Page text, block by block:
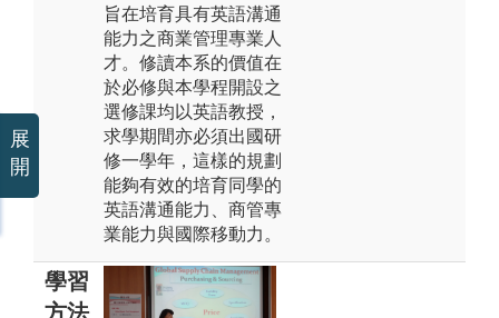
旨在培育具有英語溝通
能力之商業管理專業人
才。修讀本系的價值在
於必修與本學程開設之
選修課均以英語教授，
求學期間亦必須出國研
修一學年，這樣的規劃
能夠有效的培育同學的
英語溝通能力、商管專
業能力與國際移動力。
學習
方法
展
開